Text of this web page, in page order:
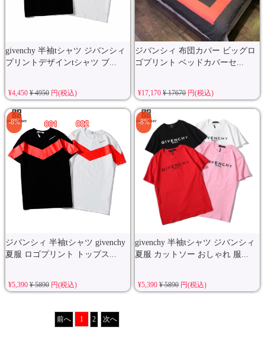
givenchy 半袖tシャツ ジバンシィ
プリントデザインtシャツ ブ...
¥4,450 ¥ 4950円(税込)
ジバンシィ 布団カバー ビッグロ
ゴプリント ベッドカバーセ...
¥17,170¥ 17670円(税込)
ジバンシィ 半袖tシャツ givenchy
夏服 ロゴプリント トップス...
-8%
¥5,390 ¥ 5890円(税込)
givenchy 半袖tシャツ ジバンシィ
夏服 カットソー おしゃれ 服...
-8%
¥5,390¥ 5890円(税込)
前へ 1 2 次へ